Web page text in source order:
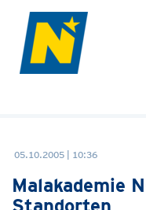
05.10.2005 | 10:36
Malakademie